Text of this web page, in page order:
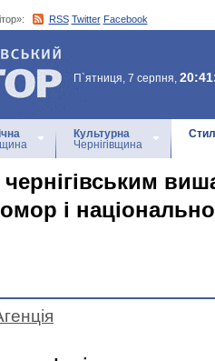
RSS Twitter Facebook
П`ятниця, 7 серпня,
Культурна
Чернігівщина
і